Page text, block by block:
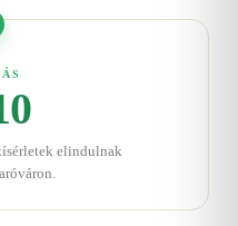
elindulnak